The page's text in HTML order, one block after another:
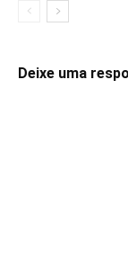
Deixe uma